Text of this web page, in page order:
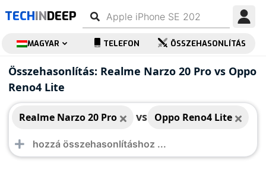
TECHINDEEP
MAGYAR TELEFON ÖSSZEHASONLÍTÁS
Összehasonlítás: Realme Narzo 20 Pro vs Oppo
Reno4 Lite
Realme Narzo 20 Pro vs Oppo Reno4 Lite
Realme Narzo 20 Pro Oppo Reno4 Lite